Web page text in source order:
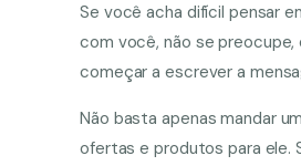
Se você acha difícil pensar
com você, não se
começar a escrever a
Não basta apenas mandar
ofertas e produtos para ele.